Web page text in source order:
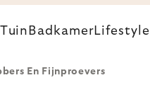
Tuin BadkamerLifestyle
En Fijnproevers